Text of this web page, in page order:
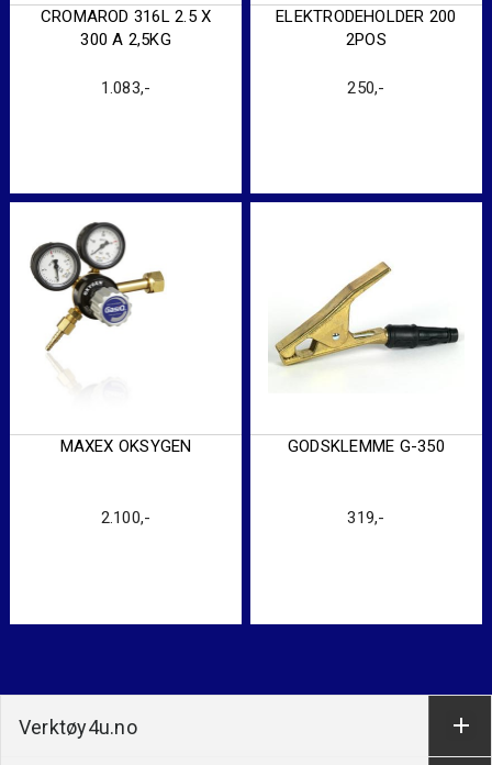
CROMAROD 316L 2.5 X
300 A 2,5KG
1.083,-
ELEKTRODEHOLDER 200
2POS
250,-
MAXEX OKSYGEN
2.100,-
GODSKLEMME G-350
319,-
Verktøy4u.no